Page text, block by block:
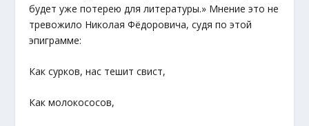
будет уже потерею для литературы.» Мнение это не
тревожило Николая Фёдоровича, судя по этой
эпиграмме:
Как сурков, нас тешит свист,
Как молокососов,